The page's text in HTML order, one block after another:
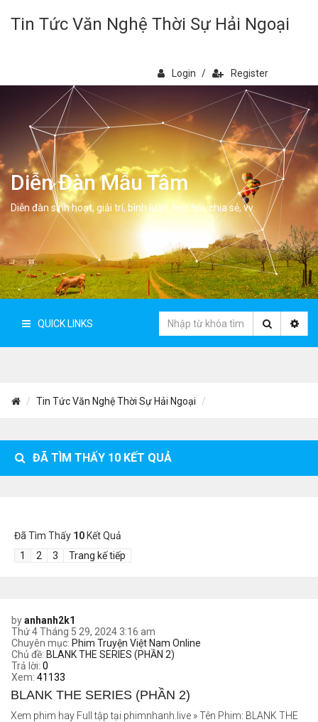
Tin Tức Văn Nghệ Thời Sự Hải Ngoại
Login / Register
Diễn Đàn Mẫu Tâm
Diễn đàn sinh hoạt, giải trí, bình luân, học hỏi, chia sẻ, vv.
QUICK LINKS
Tin Tức Văn Nghệ Thời Sự Hải Ngoại
ĐÃ TÌM THẤY 10 KẾT QUẢ
Đã Tìm Thấy 10 Kết Quả
1
2 3 Trang kế tiếp
byanhanh2k1
Thứ 4 Tháng 5 29, 2024 3:16 am
Chuyên mục: Phim Truyện Việt Nam Online
Chủ đề: BLANK THE SERIES (PHẦN 2)
Trả lời: 0
Xem: 41133
BLANK THE SERIES (PHẦN 2)
Xem phim hay Full tập tại phimnhanh.live » Tên Phim: BLANK THE